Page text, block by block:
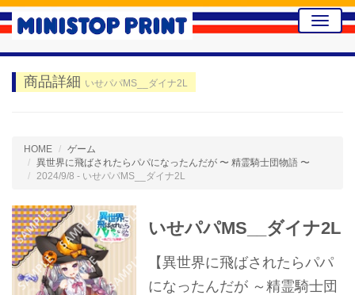
Toggle
商品詳細 いせパパMS__ダイナ2L
HOME
ゲーム
異世界に飛ばされたらパパになったんだが 〜 精霊騎士団物語 〜
2024/9/8 - いせパパMS__ダイナ2L
いせパパMS__ダイナ2L
【異世界に飛ばされたらパパ
になったんだが ～精霊騎士団